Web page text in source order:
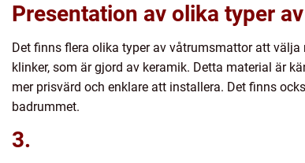
Presentation av olika typer
Det finns flera olika typer av våtrumsmattor att
klinker, som är gjord av keramik. Detta material är
mer prisvärd och enklare att installera. Det finns
badrummet.
3.